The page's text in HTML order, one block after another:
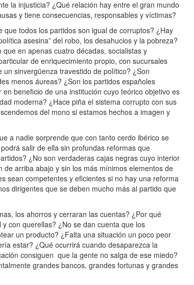
la injusticia? ¿Qué relación hay entre el gran mundo
y tiene consecuencias, responsables y víctimas?
todos los partidos son igual de corruptos? ¿Hay
asesina” del robo, los desahucios y la pobreza?
en apenas cuatro décadas, socialistas y
de enriquecimiento propio, con sucursales
sinvergüenza travestido de político? ¿Son
menos áureas? ¿Son los partidos españoles
beneficio de una institución cuyo teórico objetivo es
moderna? ¿Hace piña el sistema corrupto con sus
del mono si estamos hechos a imagen y
a nadie sorprende que con tanto cerdo ibérico se
salir de ella sin profundas reformas que
¿No son verdaderas cajas negras cuyo interior
arriba abajo y sin los más mínimos elementos de
sean competentes y eficientes si no hay una reforma
dirigentes que se deben mucho más al partido que
los ahorros y cerraran las cuentas? ¿Por qué
con querellas? ¿No se dan cuenta que los
un producto? ¿Falta una situación un poco peor
estar? ¿Qué ocurrirá cuando desaparezca la
consiguen que la gente no salga de ese miedo?
grandes bancos, grandes fortunas y grandes